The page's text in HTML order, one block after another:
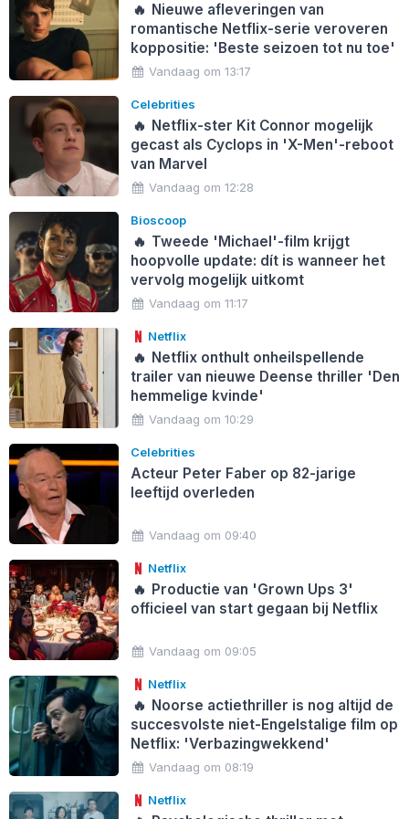
🔥 Nieuwe afleveringen van
romantische Netflix-serie veroveren
koppositie: 'Beste seizoen tot nu toe'
Vandaag om 13:17
Celebrities
🔥 Netflix-ster Kit Connor mogelijk
gecast als Cyclops in 'X-Men'-reboot
van Marvel
Vandaag om 12:28
Bioscoop
🔥 Tweede 'Michael'-film krijgt
hoopvolle update: dít is wanneer het
vervolg mogelijk uitkomt
Vandaag om 11:17
Netflix
🔥 Netflix onthult onheilspellende
trailer van nieuwe Deense thriller 'Den
hemmelige kvinde'
Vandaag om 10:29
Celebrities
Acteur Peter Faber op 82-jarige
leeftijd overleden
Vandaag om 09:40
Netflix
🔥 Productie van 'Grown Ups 3'
officieel van start gegaan bij Netflix
Vandaag om 09:05
Netflix
🔥 Noorse actiethriller is nog altijd de
succesvolste niet-Engelstalige film op
Netflix: 'Verbazingwekkend'
Vandaag om 08:19
Netflix